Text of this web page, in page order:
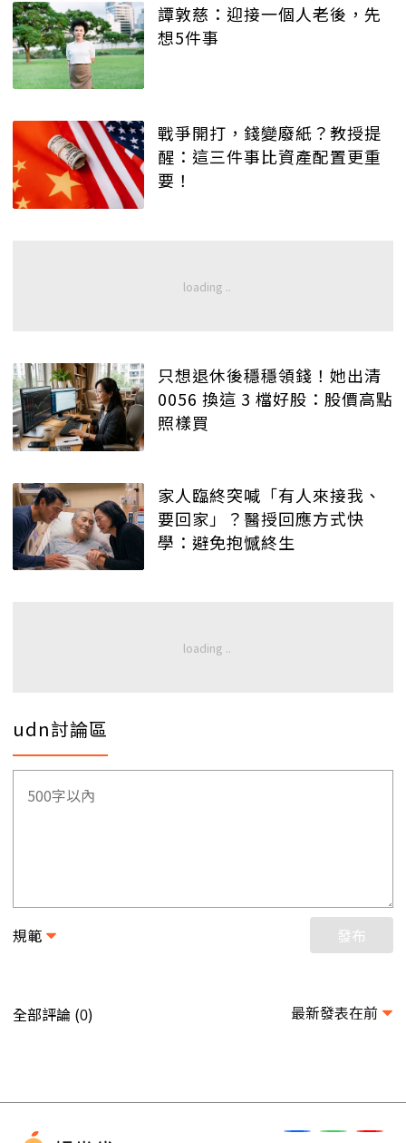
譚敦慈：迎接一個人老後，先
想5件事
戰爭開打，錢變廢紙？教授提
醒：這三件事比資產配置更重
要！
只想退休後穩穩領錢！她出清
0056 換這 3 檔好股：股價高點
照樣買
家人臨終突喊「有人來接我、
要回家」？醫授回應方式快
學：避免抱憾終生
udn討論區
規範 發布
全部評論 (0) 最新發表在前